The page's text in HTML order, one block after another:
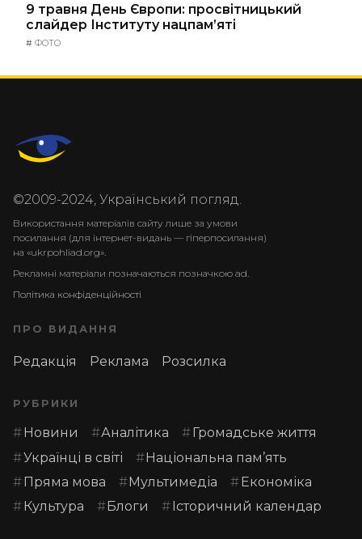
9 травня День Європи: просвітницький
слайдер Інституту нацпам’яті
# ФОТО
©2009-2024, Український погляд.
Використання матеріалів сайту лише за умови
посилання (для інтернет-видань — гіперпосилання)
на «ukrpohliad.org».
Рекламні матеріали позначаються позначкою ad.
Політика конфіденційності
ПРО ВИДАННЯ
Редакція Реклама Розсилка
РУБРИКИ
Новини Аналітика
Громадське життя
Українці в світі
Національна пам’ять
Пряма мова
Мультимедіа
Економіка
Культура
Блоги Історичний календар